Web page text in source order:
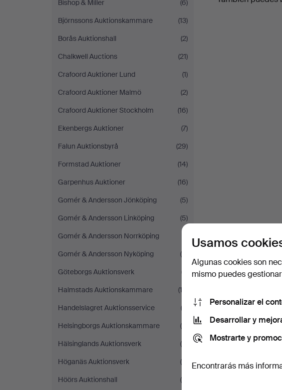
Bishop & Miller
(6)
Björnssons Auktionskammare
(13)
Borås Auktionshall
(2)
Chalkwell Auctions
(21)
Crafoord Auktioner Lund
(1)
Crafoord Auktioner Malmö
(2)
Crafoord Auktioner Stockholm
(16)
Ekenbergs Auktioner
(7)
Falun Auktionsbyrå
(29)
Formstad Auktioner
(14)
Garpenhus Auktioner
(16)
Gomér & Andersson Jönköping
(5)
Gomér & Andersson Linköping
(5)
Gomér & Andersson Norrköping
Gomér & Andersson Nyköping
(5)
Göteborgs Auktionsverk
(7)
Halmstads Auktionskammare
(13)
Handelslagret Auktionsservice
(2)
Helsingborgs Auktionskammare
(9)
Hälsinglands Auktionsverk
(6)
Höganäs Auktionsverk
(5)
Höörs Auktionshall
(6)
Usamos
Algunas cookies son
mismo puedes
Personalizar el
Desarrollar y
Mostrarte y
Encontrarás más